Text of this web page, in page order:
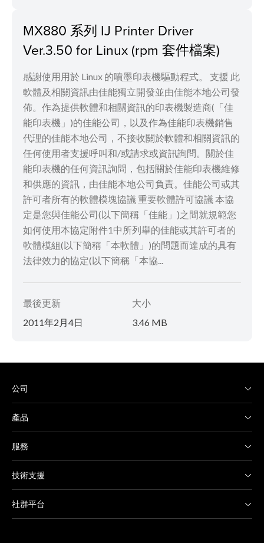
MX880 系列 IJ Printer Driver
Ver.3.50 for Linux (rpm 套件檔案)
感謝使用用於 Linux 的噴墨印表機驅動程式。 支援 此
軟體及相關資訊由佳能獨立開發並由佳能本地公司發
佈。作為提供軟體和相關資訊的印表機製造商(「佳
能印表機」)的佳能公司，以及作為佳能印表機銷售
代理的佳能本地公司，不接收關於軟體和相關資訊的
任何使用者支援呼叫和/或請求或資訊詢問。關於佳
能印表機的任何資訊詢問，包括關於佳能印表機維修
和供應的資訊，由佳能本地公司負責。佳能公司或其
許可者所有的軟體模塊協議 重要軟體許可協議 本協
定是您與佳能公司(以下簡稱「佳能」)之間就規範您
如何使用本協定附件1中所列舉的佳能或其許可者的
軟體模組(以下簡稱「本軟體」)的問題而達成的具有
法律效力的協定(以下簡稱「本協...
最後更新
2011年2月4日
大小
3.46 MB
公司
產品
服務
技術支援
社群平台